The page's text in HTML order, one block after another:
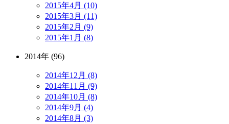
2015年4月 (10)
2015年3月 (11)
2015年2月 (9)
2015年1月 (8)
2014年 (96)
2014年12月 (8)
2014年11月 (9)
2014年10月 (8)
2014年9月 (4)
2014年8月 (3)